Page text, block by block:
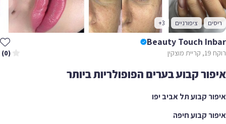
ריסים ציפורניים +3
Beauty Touch Inbar
רוקח 19, קריית מוצקין (0)
איפור קבוע בערים הפופולריות ביותר
איפור קבוע תל אביב יפו
איפור קבוע חיפה